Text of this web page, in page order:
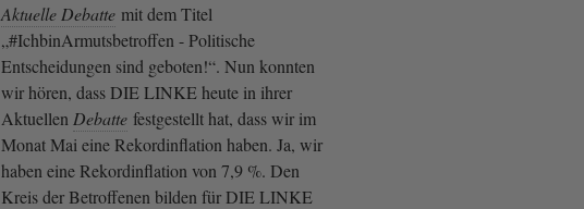
Aktuelle Debatte mit dem Titel
„#IchbinArmutsbetroffen - Politische
Entscheidungen sind geboten!“. Nun konnten
wir hören, dass DIE LINKE heute in ihrer
Aktuellen Debatte festgestellt hat, dass wir im
Monat Mai eine Rekordinflation haben. Ja, wir
haben eine Rekordinflation von 7,9 %. Den
Kreis der Betroffenen bilden für DIE LINKE